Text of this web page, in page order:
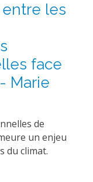
les
face
Marie
de
un enjeu
du climat.